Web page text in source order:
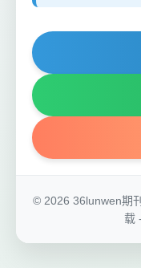
© 2026 36lunwen期
载